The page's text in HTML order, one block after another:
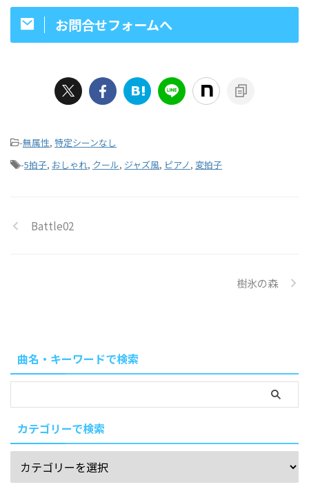
お問合せフォームへ
-無属性, 特定シーンなし
-5拍子, おしゃれ, クール, ジャズ風, ピアノ, 変拍子
Battle02
樹氷の森
曲名・キーワードで検索
カテゴリーで検索